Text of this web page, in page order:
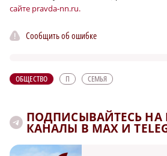
сайте pravda-nn.ru.
Сообщить об ошибке
ОБЩЕСТВО П СЕМЬЯ
ПОДПИСЫВАЙТЕСЬ
КАНАЛЫ В MAX И